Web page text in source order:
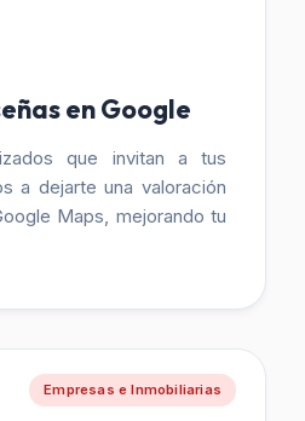
en Google
que invitan a tus
a dejarte una valoración
Maps, mejorando tu
Empresas e Inmobiliarias